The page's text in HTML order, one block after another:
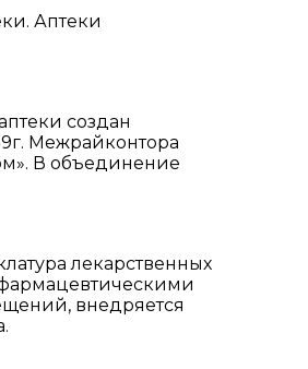
Аптеки
создан
Межрайконтора
В объединение
лекарственных
внедряется